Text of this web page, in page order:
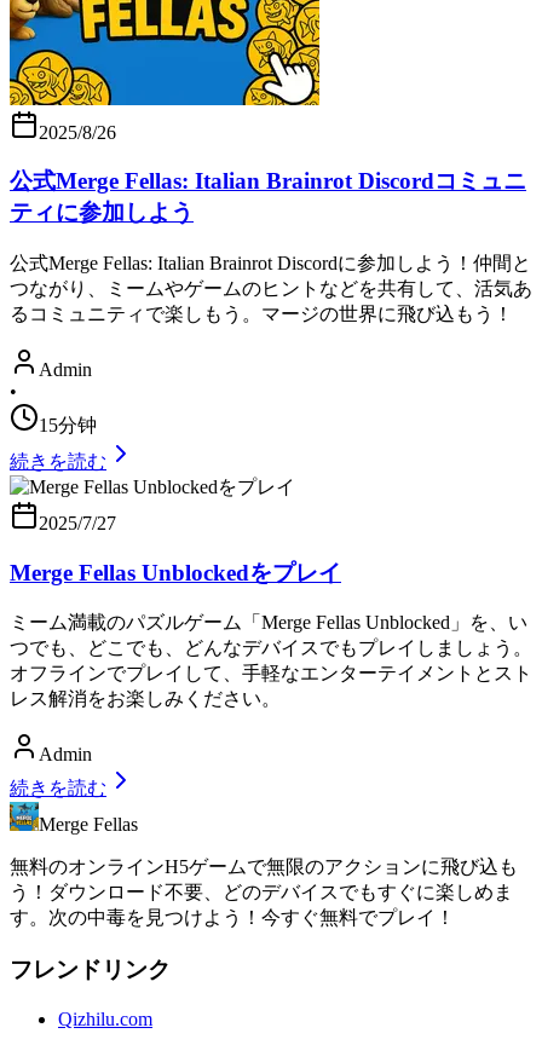
2025/8/26
公式Merge Fellas: Italian Brainrot Discordコミュニ
ティに参加しよう
公式Merge Fellas: Italian Brainrot Discordに参加しよう！仲間と
つながり、ミームやゲームのヒントなどを共有して、活気あ
るコミュニティで楽しもう。マージの世界に飛び込もう！
Admin
•
15分钟
続きを読む
2025/7/27
Merge Fellas Unblockedをプレイ
ミーム満載のパズルゲーム「Merge Fellas Unblocked」を、い
つでも、どこでも、どんなデバイスでもプレイしましょう。
オフラインでプレイして、手軽なエンターテイメントとスト
レス解消をお楽しみください。
Admin
続きを読む
Merge Fellas
無料のオンラインH5ゲームで無限のアクションに飛び込も
う！ダウンロード不要、どのデバイスでもすぐに楽しめま
す。次の中毒を見つけよう！今すぐ無料でプレイ！
フレンドリンク
Qizhilu.com